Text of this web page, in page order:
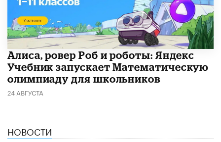
Алиса, ровер Роб и роботы: Яндекс
Учебник запускает Математическую
олимпиаду для школьников
24 АВГУСТА
НОВОСТИ